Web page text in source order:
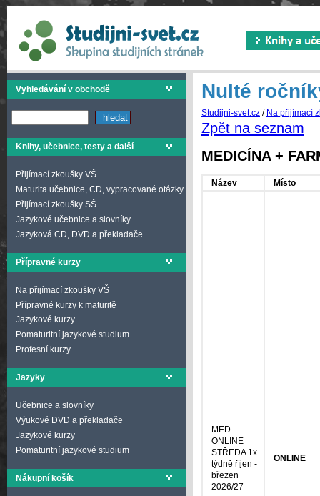
Vyhledávání v obchodě
Knihy, učebnice, testy a další
Přijímací zkoušky VŠ
Maturita učebnice, CD, vypracované otázky
Přijímací zkoušky SŠ
Jazykové učebnice a slovníky
Jazyková CD, DVD a překladače
Přípravné kurzy
Na přijímací zkoušky VŠ
Přípravné kurzy k maturitě
Jazykové kurzy
Pomaturitní jazykové studium
Profesní kurzy
Jazyky
Učebnice a slovníky
Výukové DVD a překladače
Jazykové kurzy
Pomaturitní jazykové studium
Nákupní košík
Nulté
Studijni-svet.cz / Na přijímací
Zpět na seznam
MEDICÍNA +
Název Místo
MED -
ONLINE
STŘEDA 1x
týdně říjen -
březen
2026/27
ONLINE